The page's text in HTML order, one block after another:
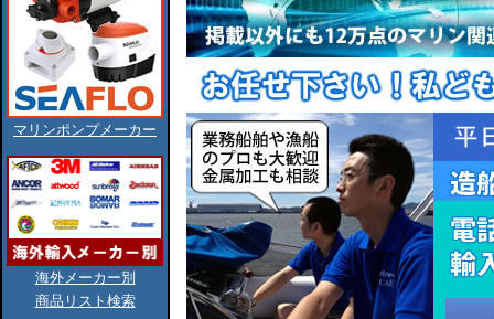
マリンポンプメーカー
海外メーカー別
商品リスト検索